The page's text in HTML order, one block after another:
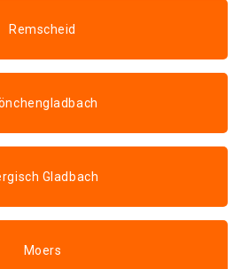
Remscheid
Gladbach
Moers